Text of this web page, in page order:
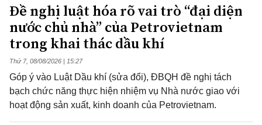
Đề nghị luật hóa rõ vai trò “đại diện
nước chủ nhà” của Petrovietnam
trong khai thác dầu khí
Thứ 7, 08/08/2026 | 15:27
Góp ý vào Luật Dầu khí (sửa đổi), ĐBQH đề nghị tách
bạch chức năng thực hiện nhiệm vụ Nhà nước giao với
hoạt động sản xuất, kinh doanh của Petrovietnam.